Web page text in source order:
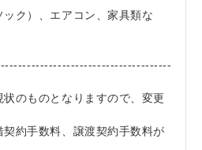
ク）、エアコン、家具類な
のものとなりますので、変更
約手数料、譲渡契約手数料が